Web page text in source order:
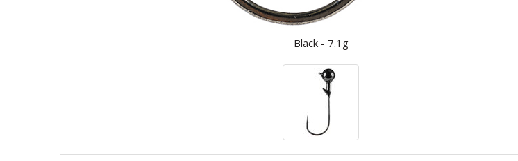
Black - 7.1g